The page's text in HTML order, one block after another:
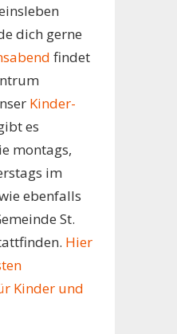
dich gerne
findet
Kinder-
es
montags,
im
ebenfalls
St.
Hier
Kinder und